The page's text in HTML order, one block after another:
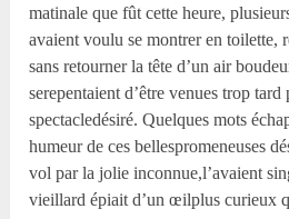
matinale que fût cette heure,
avaient voulu se montrer en toilette,
sans retourner la tête d’un air
serepentaient d’être venues trop
spectacledésiré. Quelques mots
humeur de ces bellespromeneuses
vol par la jolie inconnue,l’avaient
vieillard épiait d’un œilplus curieux